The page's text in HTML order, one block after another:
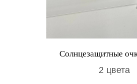
Солнцезащитные
2 цвета